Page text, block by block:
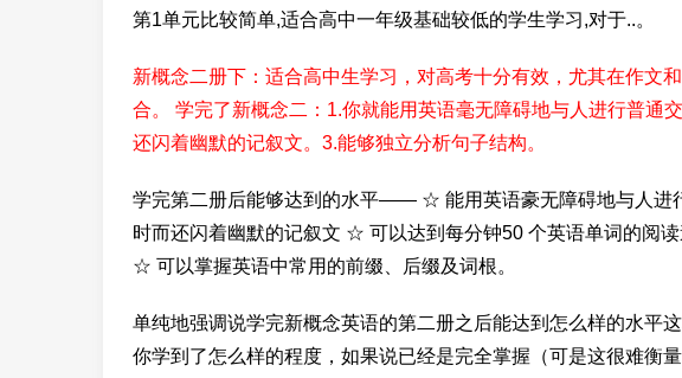
第1单元比较简单,适合高中一年级基础较低的学生学习,对于..。
新概念二册下：适合高中生学习，对高考十分有效，尤其在作文
合。 学完了新概念二：1.你就能用英语毫无障碍地与人进行普通
还闪着幽默的记叙文。3.能够独立分析句子结构。
学完第二册后能够达到的水平—— ☆ 能用英语豪无障碍地与人进
时而还闪着幽默的记叙文 ☆ 可以达到每分钟50 个英语单词的阅
☆ 可以掌握英语中常用的前缀、后缀及词根。
单纯地强调说学完新概念英语的第二册之后能达到怎么样的水平
你学到了怎么样的程度，如果说已经是完全掌握（可是这很难衡